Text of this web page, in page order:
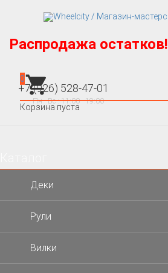
Распродажа остатков!
+7 (926) 528-47-01
Пн - Вс : 11:00 - 19:00
0
Корзина пуста
Деки
Рули
Вилки